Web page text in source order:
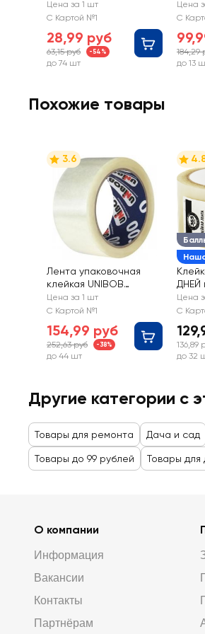
Цена за 1 шт
С Картой №1
28,99 руб
63,15 руб -54%
до 74 шт
Цена
С
184,29
до 13
Похожие товары
3.6
Лента упаковочная
клейкая UNIBOB
48ммх66м 50мкм,
бесшумная
Цена за 1 шт
С Картой №1
154,99 руб
252,63 руб -38%
до 44 шт
ДНЕЙ
Цена
С
136,89
до 32
Другие категории с
Товары для ремонта Дача и сад
Товары до 99 рублей Товары для
О компании
Информация
Вакансии
Контакты
Партнёрам